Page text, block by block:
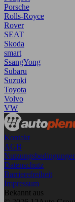
Porsche
Rolls-Royce
Rover
SEAT
Skoda
smart
SsangYong
Subaru
Suzuki
Toyota
Volvo
VW
Kontakt
AGB
Datenschutz
Barrierefreiheit
Impressum
Bekannt aus